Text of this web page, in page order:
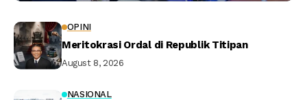
OPINI
Meritokrasi Ordal di Republik Titipan
August 8, 2026
NASIONAL